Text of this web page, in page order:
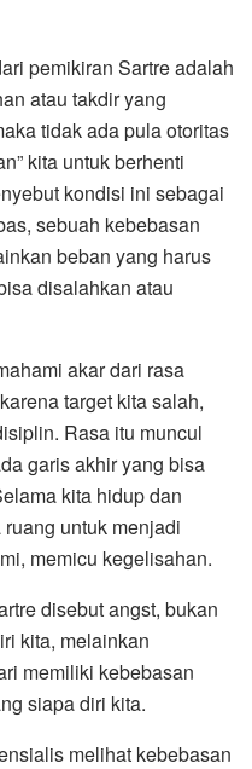
pemikiran Sartre adalah
atau takdir yang
tidak ada pula otoritas
kita untuk berhenti
kondisi ini sebagai
sebuah kebebasan
beban yang harus
disalahkan atau
akar dari rasa
target kita salah,
Rasa itu muncul
garis akhir yang bisa
kita hidup dan
untuk menjadi
memicu kegelisahan.
disebut angst, bukan
kita, melainkan
memiliki kebebasan
siapa diri kita.
melihat kebebasan